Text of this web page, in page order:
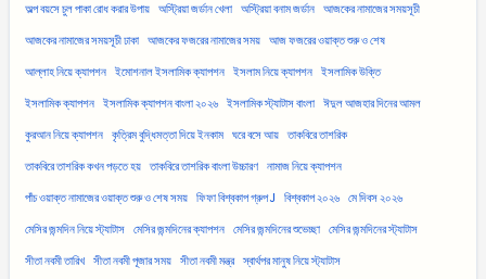
অল্প বয়সে চুল পাকা রোধ করার উপায় অস্ট্রিয়া জর্ডান খেলা অস্ট্রিয়া বনাম জর্ডান আজকের নামাজের সময়সূচী
আজকের নামাজের সময়সূচী ঢাকা আজকের ফজরের নামাজের সময় আজ ফজরের ওয়াক্ত শুরু ও শেষ
আল্লাহ নিয়ে ক্যাপশন ইমোশনাল ইসলামিক ক্যাপশন ইসলাম নিয়ে ক্যাপশন ইসলামিক উক্তি
ইসলামিক ক্যাপশন ইসলামিক ক্যাপশন বাংলা ২০২৬ ইসলামিক স্ট্যাটাস বাংলা ঈদুল আজহার দিনের আমল
কুরআন নিয়ে ক্যাপশন কৃত্রিম বুদ্ধিমত্তা দিয়ে ইনকাম ঘরে বসে আয় তাকবিরে তাশরিক
তাকবিরে তাশরিক কখন পড়তে হয় তাকবিরে তাশরিক বাংলা উচ্চারণ নামাজ নিয়ে ক্যাপশন
পাঁচ ওয়াক্ত নামাজের ওয়াক্ত শুরু ও শেষ সময় ফিফা বিশ্বকাপ গ্রুপ J বিশ্বকাপ ২০২৬ মে দিবস ২০২৬
মেসির জন্মদিন নিয়ে স্ট্যাটাস মেসির জন্মদিনের ক্যাপশন মেসির জন্মদিনের শুভেচ্ছা মেসির জন্মদিনের স্ট্যাটাস
সীতা নবমী তারিখ সীতা নবমী পূজার সময় সীতা নবমী মন্ত্র স্বার্থপর মানুষ নিয়ে স্ট্যাটাস